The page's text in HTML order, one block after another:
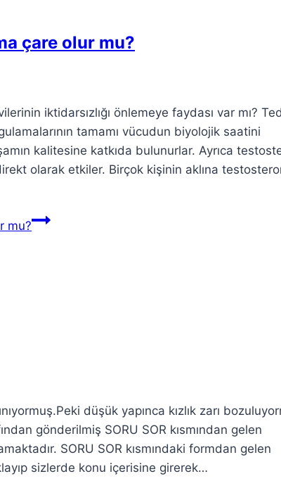
çare olur mu?
iktidarsızlığı önlemeye faydası var mı?
tamamı vücudun biyolojik saatini
kalitesine katkıda bulunurlar. Ayrıca
olarak etkiler. Birçok kişinin aklına
mu?
düşük yapınca kızlık zarı
gönderilmiş SORU SOR kısmından gelen
SORU SOR kısmındaki formdan gelen
sizlerde konu içerisine girerek…